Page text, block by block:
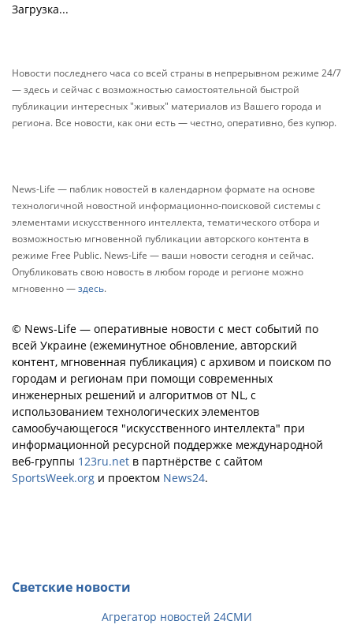
Загрузка...
Новости последнего часа со всей страны в непрерывном режиме 24/7
— здесь и сейчас с возможностью самостоятельной быстрой
публикации интересных "живых" материалов из Вашего города и
региона. Все новости, как они есть — честно, оперативно, без купюр.
News-Life — паблик новостей в календарном формате на основе
технологичной новостной информационно-поисковой системы с
элементами искусственного интеллекта, тематического отбора и
возможностью мгновенной публикации авторского контента в
режиме Free Public. News-Life — ваши новости сегодня и сейчас.
Опубликовать свою новость в любом городе и регионе можно
мгновенно —здесь.
© News-Life — оперативные новости с мест событий по
всей Украине (ежеминутное обновление, авторский
контент, мгновенная публикация) с архивом и поиском по
городам и регионам при помощи современных
инженерных решений и алгоритмов от NL, с
использованием технологических элементов
самообучающегося "искусственного интеллекта" при
информационной ресурсной поддержке международной
веб-группы 123ru.net в партнёрстве с сайтом
SportsWeek.org и проектом News24.
Светские новости
Агрегатор новостей 24СМИ